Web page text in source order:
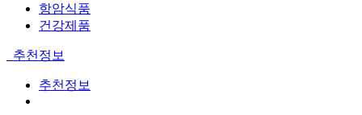
항암식품
건강제품
추천정보
추천정보